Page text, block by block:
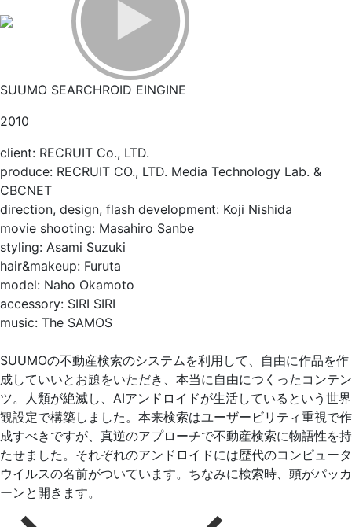
SUUMO SEARCHROID EINGINE
2010
client: RECRUIT Co., LTD.
produce: RECRUIT CO., LTD. Media Technology Lab. &
CBCNET
direction, design, flash development: Koji Nishida
movie shooting: Masahiro Sanbe
styling: Asami Suzuki
hair&makeup: Furuta
model: Naho Okamoto
accessory: SIRI SIRI
music: The SAMOS
SUUMOの不動産検索のシステムを利用して、自由に作品を作
成していいとお題をいただき、本当に自由につくったコンテン
ツ。人類が絶滅し、AIアンドロイドが生活しているという世界
観設定で構築しました。本来検索はユーザービリティ重視で作
成すべきですが、真逆のアプローチで不動産検索に物語性を持
たせました。それぞれのアンドロイドには歴代のコンピュータ
ウイルスの名前がついています。ちなみに検索時、頭がパッカ
ーンと開きます。